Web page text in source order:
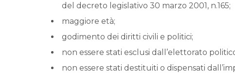
del decreto legislativo 30 marzo 2001, n.165;
maggiore età;
godimento dei diritti civili e politici;
non essere stati esclusi dall’elettorato
non essere stati destituiti o dispensati